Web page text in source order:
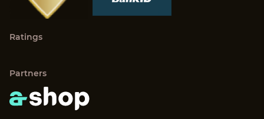
Ratings
Partners